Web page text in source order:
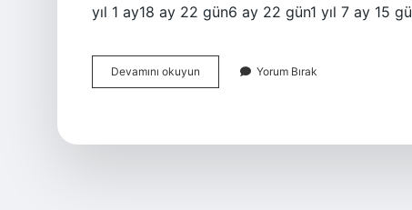
yıl 1 ay18 ay 22 gün6 ay 22 gün1 yıl 7 ay 15
Devamını okuyun
Yıl
Yorum Bırak